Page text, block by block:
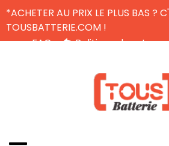
*ACHETER AU PRIX LE PLUS BAS ?
TOUSBATTERIE.COM !
FAQ
Politique de retour